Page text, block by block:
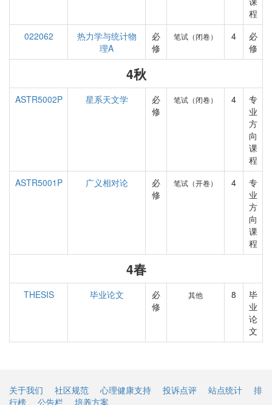
程
022062
热力学与统计物
理A
必
修
笔试（闭卷） 4
必
修
4秋
ASTR5002P 星系天文学
必
修
笔试（闭卷） 4
专
业
方
向
课
程
ASTR5001P
广义相对论
必
修
笔试（开卷） 4
专
业
方
向
课
程
4春
THESIS 毕业论文
必
修
其他 8
毕
业
论
文
关于我们 社区规范 心理健康支持 投诉点评 站点统计
排
行榜
公告栏 培养方案